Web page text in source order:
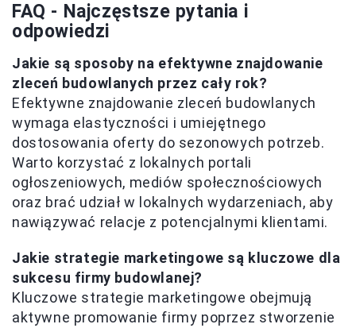
FAQ - Najczęstsze pytania i
odpowiedzi
Jakie są sposoby na efektywne znajdowanie
zleceń budowlanych przez cały rok?
Efektywne znajdowanie zleceń budowlanych
wymaga elastyczności i umiejętnego
dostosowania oferty do sezonowych potrzeb.
Warto korzystać z lokalnych portali
ogłoszeniowych, mediów społecznościowych
oraz brać udział w lokalnych wydarzeniach, aby
nawiązywać relacje z potencjalnymi klientami.
Jakie strategie marketingowe są kluczowe dla
sukcesu firmy budowlanej?
Kluczowe strategie marketingowe obejmują
aktywne promowanie firmy poprzez stworzenie